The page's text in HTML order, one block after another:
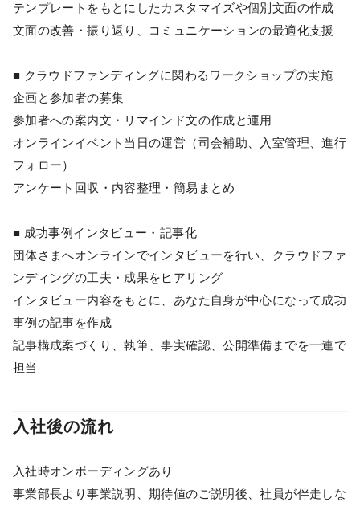
テンプレートをもとにしたカスタマイズや個別文面の作成
文面の改善・振り返り、コミュニケーションの最適化支援
■ クラウドファンディングに関わるワークショップの実施
企画と参加者の募集
参加者への案内文・リマインド文の作成と運用
オンラインイベント当日の運営（司会補助、入室管理、進行
フォロー）
アンケート回収・内容整理・簡易まとめ
■ 成功事例インタビュー・記事化
団体さまへオンラインでインタビューを行い、クラウドファ
ンディングの工夫・成果をヒアリング
インタビュー内容をもとに、あなた自身が中心になって成功
事例の記事を作成
記事構成案づくり、執筆、事実確認、公開準備までを一連で
担当
入社後の流れ
入社時オンボーディングあり
事業部長より事業説明、期待値のご説明後、社員が伴走しな